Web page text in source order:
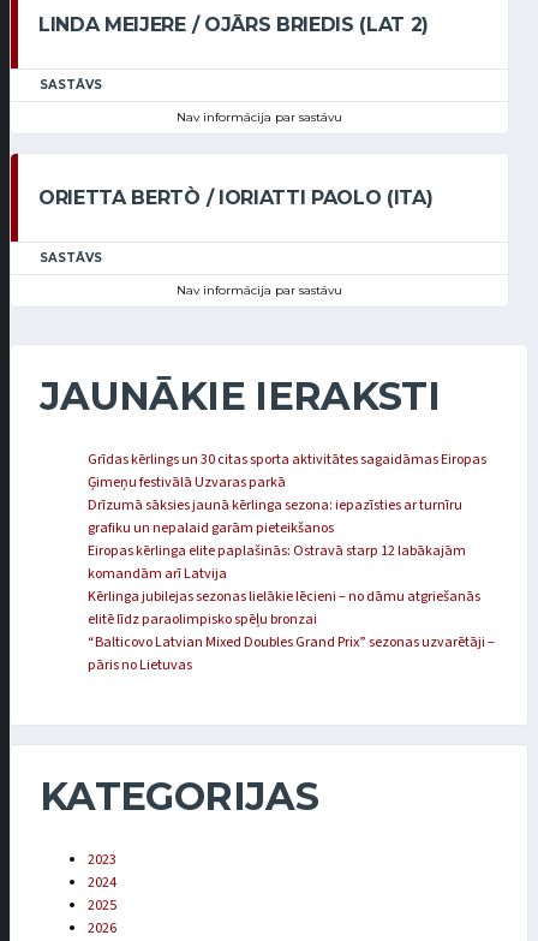
LINDA MEIJERE / OJĀRS BRIEDIS (LAT 2)
SASTĀVS
Nav informācija par sastāvu
ORIETTA BERTÒ / IORIATTI PAOLO (ITA)
SASTĀVS
Nav informācija par sastāvu
JAUNĀKIE IERAKSTI
Grīdas kērlings un 30 citas sporta aktivitātes sagaidāmas Eiropas
Ģimeņu festivālā Uzvaras parkā
Drīzumā sāksies jaunā kērlinga sezona: iepazīsties ar turnīru
grafiku un nepalaid garām pieteikšanos
Eiropas kērlinga elite paplašinās: Ostravā starp 12 labākajām
komandām arī Latvija
Kērlinga jubilejas sezonas lielākie lēcieni – no dāmu atgriešanās
elitē līdz paraolimpisko spēļu bronzai
“Balticovo Latvian Mixed Doubles Grand Prix” sezonas uzvarētāji –
pāris no Lietuvas
KATEGORIJAS
2023
2024
2025
2026